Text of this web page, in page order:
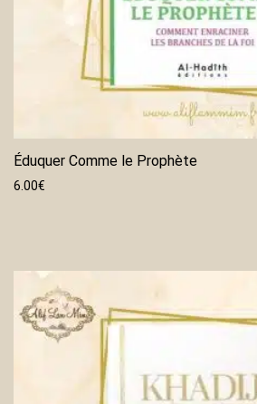
Éduquer Comme le Prophète
6.00€